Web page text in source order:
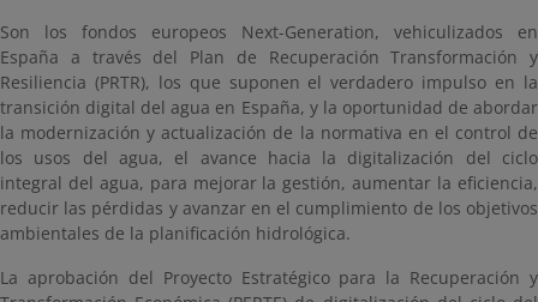
Son los fondos europeos Next-Generation, vehiculizados en
España a través del Plan de Recuperación Transformación y
Resiliencia (PRTR), los que suponen el verdadero impulso en la
transición digital del agua en España, y la oportunidad de abordar
la modernización y actualización de la normativa en el control de
los usos del agua, el avance hacia la digitalización del ciclo
integral del agua, para mejorar la gestión, aumentar la eficiencia,
reducir las pérdidas y avanzar en el cumplimiento de los objetivos
ambientales de la planificación hidrológica.
La aprobación del Proyecto Estratégico para la Recuperación y